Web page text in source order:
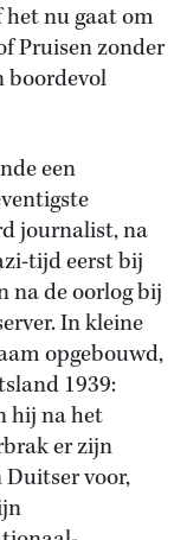
het nu gaat om
Pruisen zonder
boordevol
een
journalist, na
tijd eerst bij
na de oorlog bij
In kleine
opgebouwd,
1939:
hij na het
er zijn
voor,